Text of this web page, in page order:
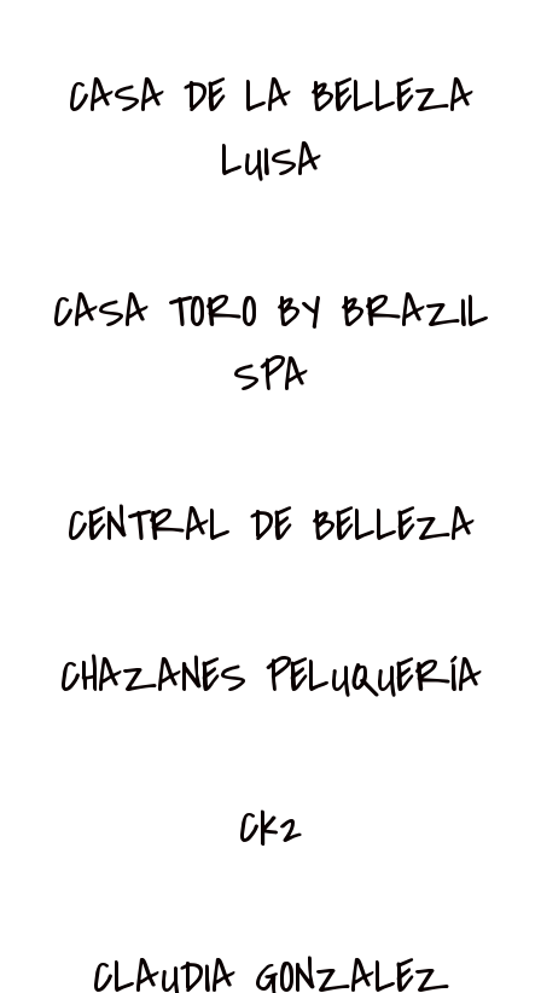
CASA DE LA BELLEZA
LUISA
CASA TORO BY BRAZIL
SPA
CENTRAL DE BELLEZA
CHAZANES PELUQUERÍA
Ck2
CLAUDIA GONZALEZ